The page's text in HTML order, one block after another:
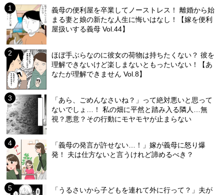
義母の便利屋を卒業してノーストレス！ 離婚から始
まる妻と娘の新たな人生に悔いはなし！【嫁を便利
屋扱いする義母 Vol.44】
ほぼ手ぶらなのに彼女の荷物は持ちたくない？ 彼を
理解できないけど楽しまないともったいない！【あ
なたが理解できません Vol.8】
「あら、ごめんなさいね？」って絶対悪いと思って
ないでしょ…！ 私の畑に平然と踏み入る隣人…無
視？悪意？その行動にモヤモヤが止まらない
「義母の発言が許せない…！」嫁が義母に怒り爆
発！ 夫は仕方ないと言うけれど諦めるべき？
「うるさいから子どもを連れて外に行って？」夫が